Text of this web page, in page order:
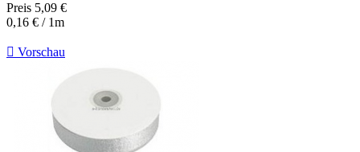
Preis 5,09 €
0,16 € / 1m
 Vorschau